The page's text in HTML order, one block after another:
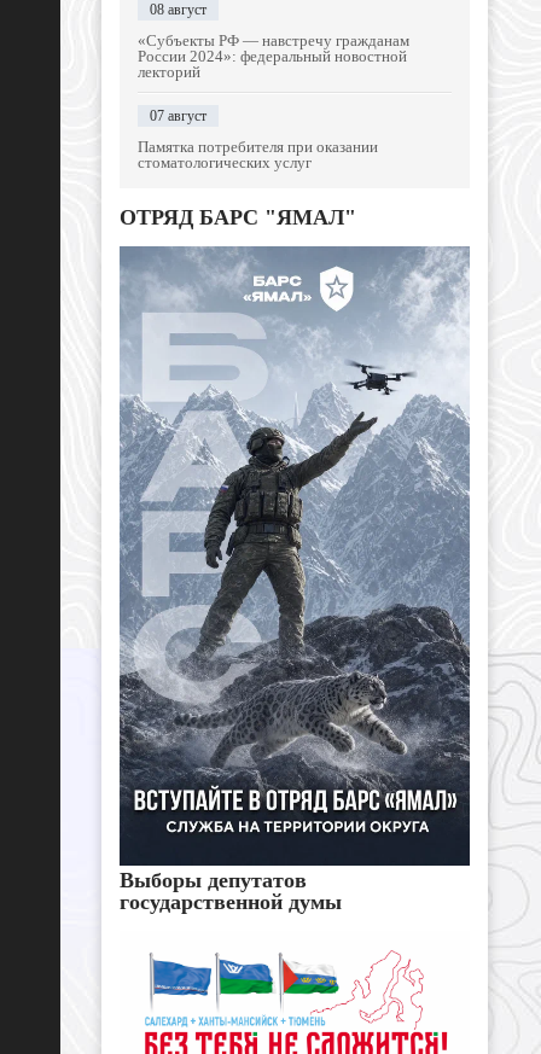
08 август
«Субъекты РФ — навстречу гражданам
России 2024»: федеральный новостной
лекторий
07 август
Памятка потребителя при оказании
стоматологических услуг
ОТРЯД БАРС "ЯМАЛ"
Выборы депутатов
государственной думы